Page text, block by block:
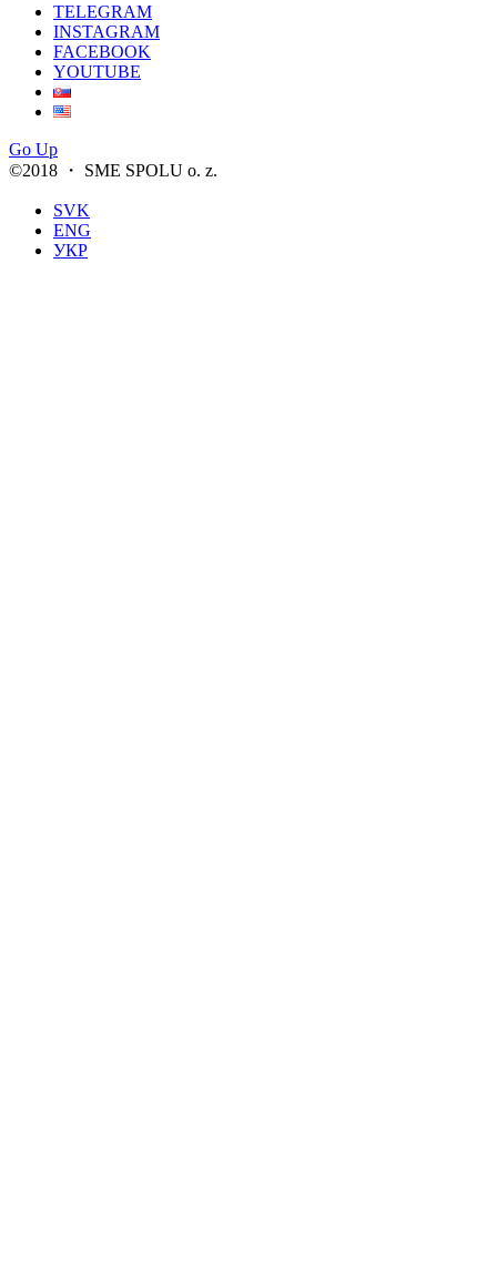
TELEGRAM
INSTAGRAM
FACEBOOK
YOUTUBE
Go Up
©2018 ・ SME SPOLU o. z.
SVK
ENG
УКР